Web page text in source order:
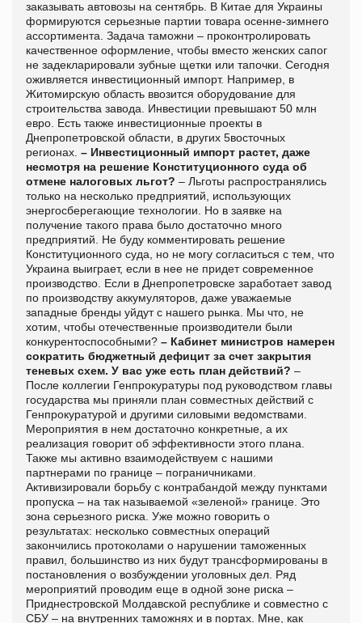
заказывать автовозы на сентябрь. В Китае для Украины
формируются серьезные партии товара осенне-зимнего
ассортимента. Задача таможни – проконтролировать
качественное оформление, чтобы вместо женских сапог
не задекларировали зубные щетки или тапочки. Сегодня
оживляется инвестиционный импорт. Например, в
Житомирскую область ввозится оборудование для
строительства завода. Инвестиции превышают 50 млн
евро. Есть также инвестиционные проекты в
Днепропетровской области, в других 5восточных
регионах. – Инвестиционный импорт растет, даже
несмотря на решение Конституционного суда об
отмене налоговых льгот? – Льготы распространялись
только на несколько предприятий, использующих
энергосберегающие технологии. Но в заявке на
получение такого права было достаточно много
предприятий. Не буду комментировать решение
Конституционного суда, но не могу согласиться с тем, что
Украина выиграет, если в нее не придет современное
производство. Если в Днепропетровске заработает завод
по производству аккумуляторов, даже уважаемые
западные бренды уйдут с нашего рынка. Мы что, не
хотим, чтобы отечественные производители были
конкурентоспособными? – Кабинет министров намерен
сократить бюджетный дефицит за счет закрытия
теневых схем. У вас уже есть план действий? –
После коллегии Генпрокуратуры под руководством главы
государства мы приняли план совместных действий с
Генпрокуратурой и другими силовыми ведомствами.
Мероприятия в нем достаточно конкретные, а их
реализация говорит об эффективности этого плана.
Также мы активно взаимодействуем с нашими
партнерами по границе – пограничниками.
Активизировали борьбу с контрабандой между пунктами
пропуска – на так называемой «зеленой» границе. Это
зона серьезного риска. Уже можно говорить о
результатах: несколько совместных операций
закончились протоколами о нарушении таможенных
правил, большинство из них будут трансформированы в
постановления о возбуждении уголовных дел. Ряд
мероприятий проводим еще в одной зоне риска –
Приднестровской Молдавской республике и совместно с
СБУ – на внутренних таможнях и в портах. Мне, как